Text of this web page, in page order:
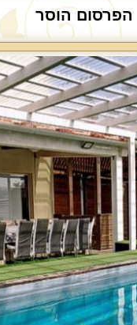
הפרסום הוסר